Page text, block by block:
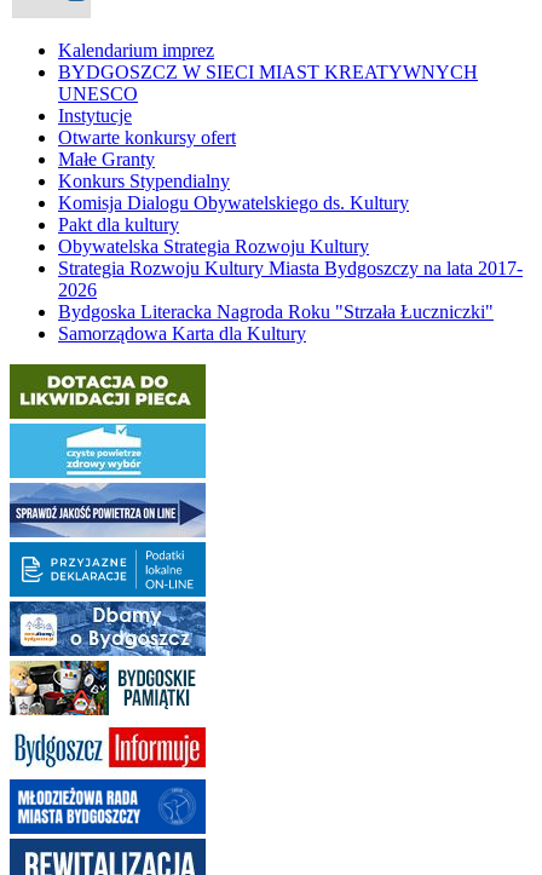
Kalendarium imprez
BYDGOSZCZ W SIECI MIAST KREATYWNYCH
UNESCO
Instytucje
Otwarte konkursy ofert
Małe Granty
Konkurs Stypendialny
Komisja Dialogu Obywatelskiego ds. Kultury
Pakt dla kultury
Obywatelska Strategia Rozwoju Kultury
Strategia Rozwoju Kultury Miasta Bydgoszczy na lata 2017-
2026
Bydgoska Literacka Nagroda Roku "Strzała Łuczniczki"
Samorządowa Karta dla Kultury